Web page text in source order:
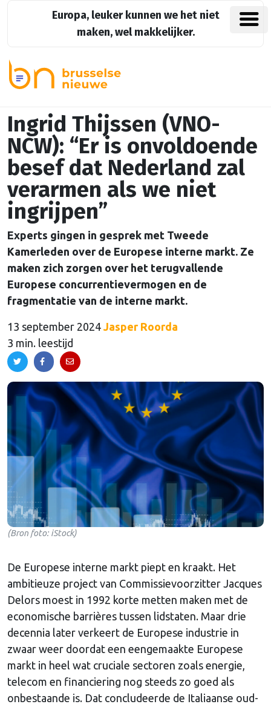
Europa, leuker kunnen we het niet
maken, wel makkelijker.
Ingrid Thijssen (VNO-
NCW): “Er is onvoldoende
besef dat Nederland zal
verarmen als we niet
ingrijpen”
Experts gingen in gesprek met Tweede
Kamerleden over de Europese interne markt. Ze
maken zich zorgen over het terugvallende
Europese concurrentievermogen en de
fragmentatie van de interne markt.
13 september 2024 Jasper Roorda
3 min. leestijd
(Bron foto: iStock)
De Europese interne markt piept en kraakt. Het
ambitieuze project van Commissievoorzitter Jacques
Delors moest in 1992 korte metten maken met de
economische barrières tussen lidstaten. Maar drie
decennia later verkeert de Europese industrie in
zwaar weer doordat een eengemaakte Europese
markt in heel wat cruciale sectoren zoals energie,
telecom en financiering nog steeds zo goed als
onbestaande is. Dat concludeerde de Italiaanse oud-